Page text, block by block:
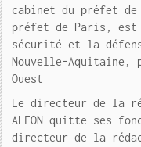
cabinet du préfet
préfet de Paris, est
sécurité et la
Nouvelle-Aquitaine,
Ouest
Le directeur de la
ALFON quitte ses
directeur de la